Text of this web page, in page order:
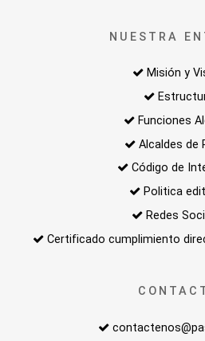
NUESTRA
Misión y
Funciones
Alcaldes de
Código de
Politica
Redes
Certificado cumplimiento